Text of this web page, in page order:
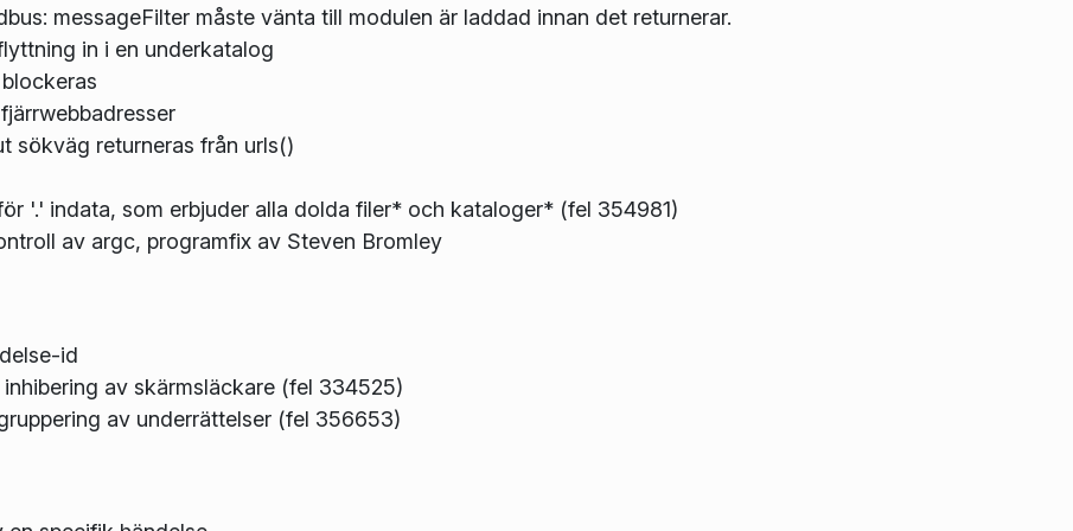
messageFilter måste vänta till modulen är laddad innan det returnerar.
in i en underkatalog
sökväg returneras från urls()
'.' indata, som erbjuder alla dolda filer* och kataloger* (fel 354981)
av argc, programfix av Steven Bromley
id
av skärmsläckare (fel 334525)
av underrättelser (fel 356653)